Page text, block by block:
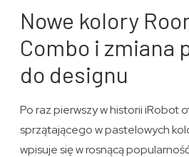
Nowe kolory
Combo i zmiana
do designu
Po raz pierwszy w historii iRobot
sprzątającego w pastelowych
wpisuje się w rosnącą